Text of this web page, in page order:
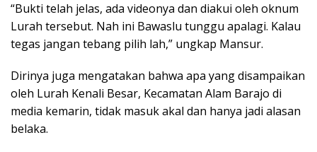
“Bukti telah jelas, ada videonya dan diakui oleh oknum
Lurah tersebut. Nah ini Bawaslu tunggu apalagi. Kalau
tegas jangan tebang pilih lah,” ungkap Mansur.
Dirinya juga mengatakan bahwa apa yang disampaikan
oleh Lurah Kenali Besar, Kecamatan Alam Barajo di
media kemarin, tidak masuk akal dan hanya jadi alasan
belaka.